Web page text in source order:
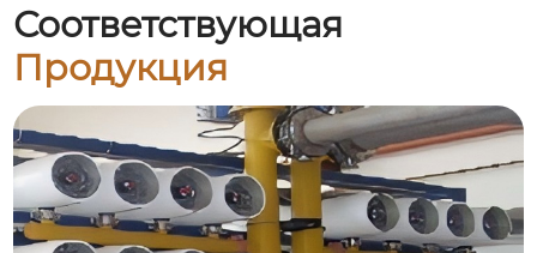
Соответствующая
Продукция